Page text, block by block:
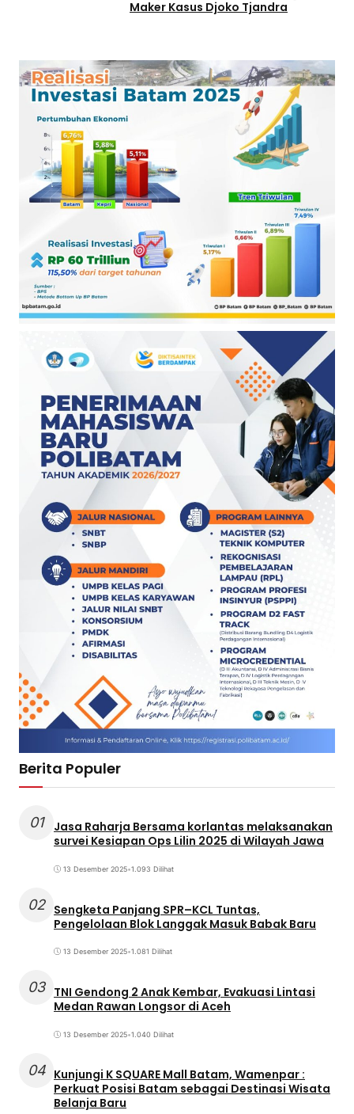
Maker Kasus Djoko Tjandra
Berita Populer
01
Jasa Raharja Bersama korlantas melaksanakan
survei Kesiapan Ops Lilin 2025 di Wilayah Jawa
13 Desember 2025•1.093 Dilihat
02 Sengketa Panjang SPR–KCL Tuntas,
Pengelolaan Blok Langgak Masuk Babak Baru
13 Desember 2025•1.081 Dilihat
03 TNI Gendong 2 Anak Kembar, Evakuasi Lintasi
Medan Rawan Longsor di Aceh
13 Desember 2025•1.040 Dilihat
04 Kunjungi K SQUARE Mall Batam, Wamenpar :
Perkuat Posisi Batam sebagai Destinasi Wisata
Belanja Baru